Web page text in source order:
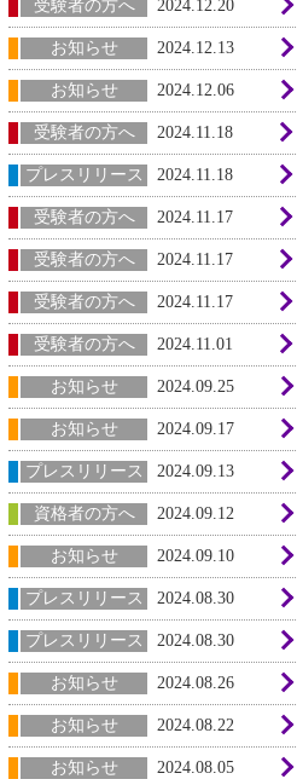
受験者の方へ 2024.12.20
お知らせ 2024.12.13
お知らせ 2024.12.06
受験者の方へ 2024.11.18
プレスリリース 2024.11.18
受験者の方へ 2024.11.17
受験者の方へ 2024.11.17
受験者の方へ 2024.11.17
受験者の方へ 2024.11.01
お知らせ 2024.09.25
お知らせ 2024.09.17
プレスリリース 2024.09.13
資格者の方へ 2024.09.12
お知らせ 2024.09.10
プレスリリース 2024.08.30
プレスリリース 2024.08.30
お知らせ 2024.08.26
お知らせ 2024.08.22
お知らせ 2024.08.05